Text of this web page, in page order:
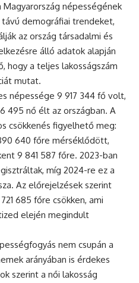
népességének
távú demográfiai trendeket,
az ország társadalmi és
álló adatok alapján
hogy a teljes lakosságszám
mutat.
népessége 9 917 344 fő volt,
495 nő élt az országban. A
csökkenés figyelhető meg:
640 főre mérséklődött,
9 841 587 főre. 2023-ban
míg 2024-re ez a
Az előrejelzések szerint
685 főre csökken, ami
elején megindult
nem csupán a
arányában is érdekes
szerint a női lakosság